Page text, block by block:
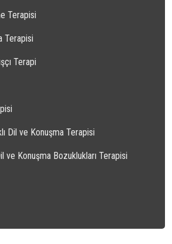
Terapisi
Terapisi
Terapi
Dil ve Konuşma Terapisi
ve Konuşma Bozuklukları Terapisi